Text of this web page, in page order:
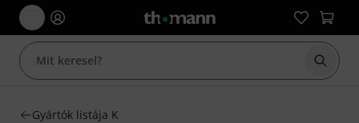
Gyártók listája K